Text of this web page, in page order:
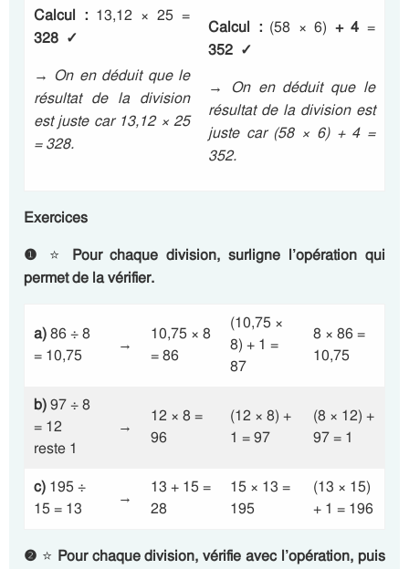
Calcul : 13,12 × 25 =
328 ✓
→ On en déduit que le
résultat de la division
est juste car 13,12 × 25
= 328.
Calcul :(58 × 6) + 4=
352 ✓
→ On en déduit que le
résultat de la division est
juste car (58 × 6) + 4 =
352.
Exercices
❶
⭐ Pour chaque division, surligne l’opération qui
permet de la vérifier.
a)86 ÷ 8
= 10,75
→
10,75 × 8
= 86
(10,75 ×
8) + 1 =
87
8 × 86 =
10,75
b)97 ÷ 8
= 12
reste 1
→
12 × 8 =
96
(12 × 8) +
1 = 97
(8 × 12) +
97 = 1
c) 195 ÷
15 = 13
→
13 + 15 =
28
15 × 13 =
195
(13 × 15)
+ 1 = 196
❷ ⭐ Pour chaque division, vérifie avec l’opération, puis